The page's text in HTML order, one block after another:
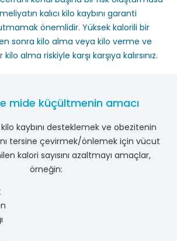
kalıcı kilo kaybını garanti
önemlidir. Yüksek kalorili bir
sonra kilo alma veya kilo verme ve
alma riskiyle karşı karşıya kalırsınız.
mide küçültmenin amacı
kaybını desteklemek ve obezitenin
tersine çevirmek/önlemek için vücut
kalori sayısını azaltmayı amaçlar,
örneğin: